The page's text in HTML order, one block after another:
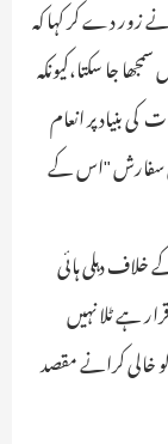
زور دے کر کہا کہ
جا سکتا،کیونکہ
بنیاد پر انعام
کی سفارش "اس کے
خلاف دہلی ہائی
ہے ٹلا نہیں
خالی کرانے مقصد